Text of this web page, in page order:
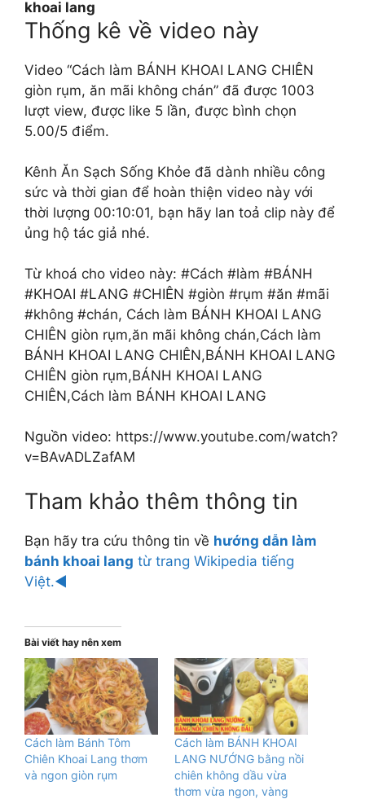
khoai lang
Thống kê về video này
Video “Cách làm BÁNH KHOAI LANG CHIÊN
giòn rụm, ăn mãi không chán” đã được 1003
lượt view, được like 5 lần, được bình chọn
5.00/5 điểm.
Kênh Ăn Sạch Sống Khỏe đã dành nhiều công
sức và thời gian để hoàn thiện video này với
thời lượng 00:10:01, bạn hãy lan toả clip này để
ủng hộ tác giả nhé.
Từ khoá cho video này: #Cách #làm #BÁNH
#KHOAI #LANG #CHIÊN #giòn #rụm #ăn #mãi
#không #chán, Cách làm BÁNH KHOAI LANG
CHIÊN giòn rụm,ăn mãi không chán,Cách làm
BÁNH KHOAI LANG CHIÊN,BÁNH KHOAI LANG
CHIÊN giòn rụm,BÁNH KHOAI LANG
CHIÊN,Cách làm BÁNH KHOAI LANG
Nguồn video: https://www.youtube.com/watch?
v=BAvADLZafAM
Tham khảo thêm thông tin
Bạn hãy tra cứu thông tin về hướng dẫn làm
bánh khoai lang từ trang Wikipedia tiếng
Việt.◄
Bài viết hay nên xem
Cách làm Bánh Tôm
Chiên Khoai Lang thơm
và ngon giòn rụm
Cách làm BÁNH KHOAI
LANG NƯỚNG bằng nồi
chiên không dầu vừa
thơm vừa ngon, vàng